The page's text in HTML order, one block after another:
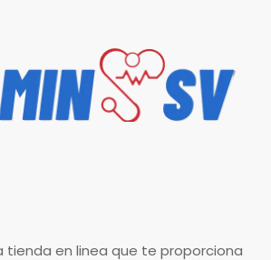
tienda en linea que te proporciona